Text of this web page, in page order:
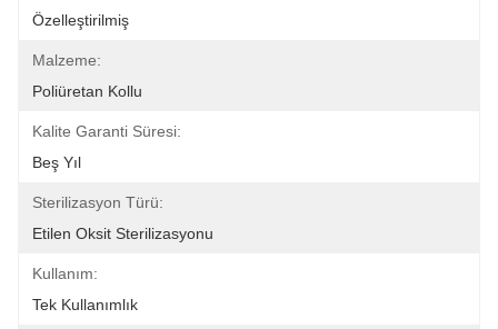
Özelleştirilmiş
Malzeme:
Poliüretan Kollu
Kalite Garanti Süresi:
Beş Yıl
Sterilizasyon Türü:
Etilen Oksit Sterilizasyonu
Kullanım:
Tek Kullanımlık